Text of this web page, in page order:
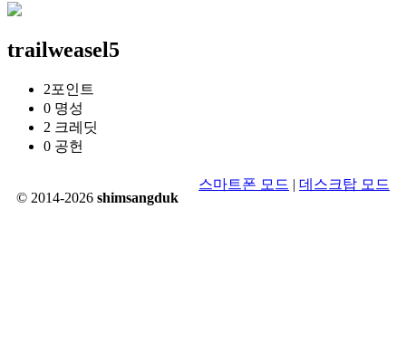
trailweasel5
2포인트
0 명성
2 크레딧
0 공헌
© 2014-2026 shimsangduk
스마트폰 모드 | 데스크탑 모드